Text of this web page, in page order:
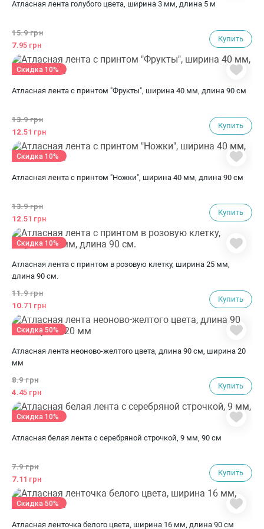
Атласная лента голубого цвета, ширина 3 мм, длина 5 м
15.9 грн
7.95 грн
Купить
Атласная лента с принтом "Фрукты", ширина 40 мм, длина 90 см
13.9 грн
12.51 грн
Купить
Скидка 10%
Атласная лента с принтом "Ножки", ширина 40 мм, длина 90 см
13.9 грн
12.51 грн
Купить
Скидка 10%
Атласная лента с принтом в розовую клетку, ширина 25 мм,
длина 90 см.
11.9 грн
10.71 грн
Купить
Скидка 10%
Атласная лента неоново-желтого цвета, длина 90 см, ширина 20
мм
8.9 грн
4.45 грн
Купить
Скидка 50%
Атласная белая лента с серебряной строчкой, 9 мм, 90 см
7.9 грн
7.11 грн
Купить
Скидка 10%
Атласная ленточка белого цвета, ширина 16 мм, длина 90 см
Скидка 50%